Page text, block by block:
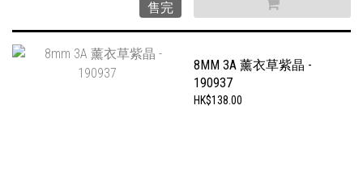
售完
8MM 3A 薰衣草紫晶 -
190937
HK$138.00